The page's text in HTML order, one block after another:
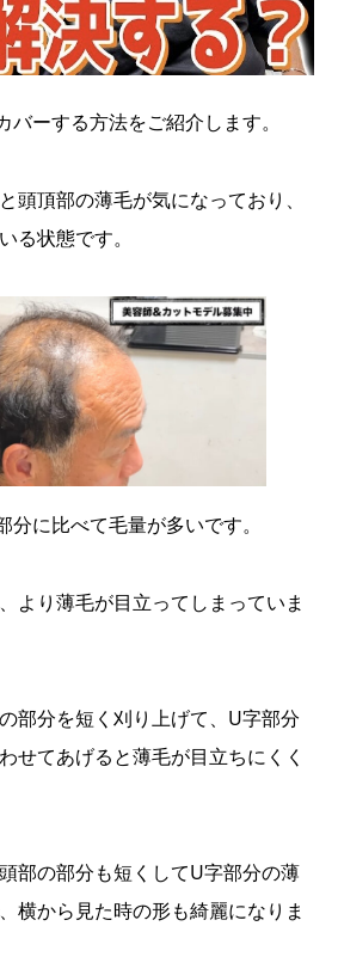
ーする方法をご紹介します。
頭頂部の薄毛が気になっており、
る状態です。
分に比べて毛量が多いです。
より薄毛が目立ってしまっていま
部分を短く刈り上げて、U字部分
せてあげると薄毛が目立ちにくく
部の部分も短くしてU字部分の薄
横から見た時の形も綺麗になりま